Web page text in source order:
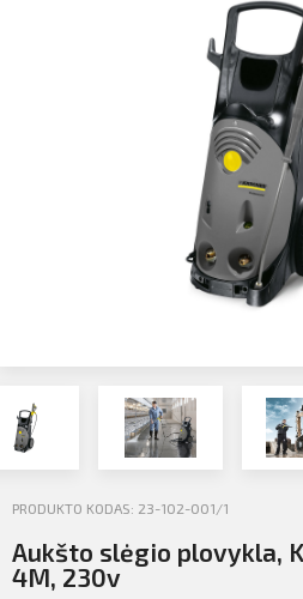
SIŲSTI
PRODUKTO KODAS: 23-102-001/1
Aukšto slėgio plovykla,
4M, 230v